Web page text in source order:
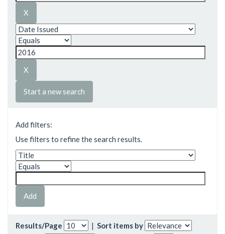
Start a new search
Add filters:
Use filters to refine the search results.
Results/Page | Sort items by